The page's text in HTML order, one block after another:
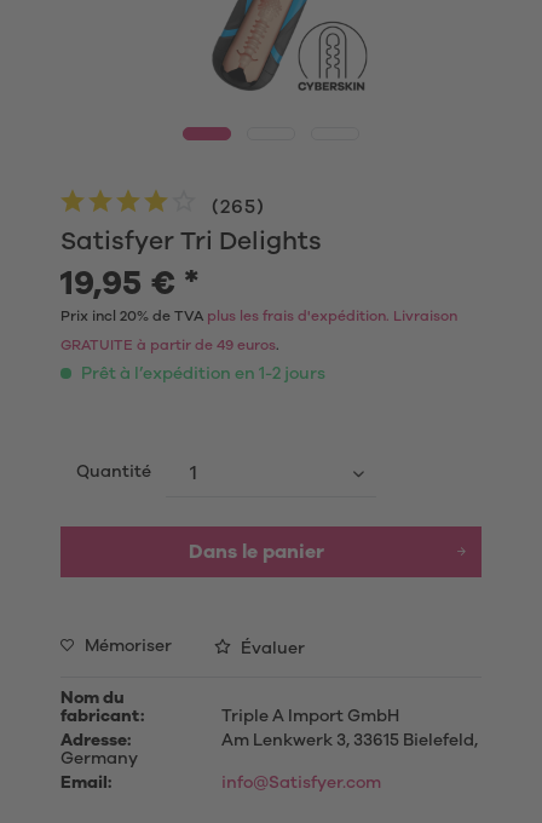
Satisfyer Tri Delights
(265)
19,95 € *
Prix incl 20% de TVA plus les frais d'expédition. Livraison
GRATUITE à partir de 49 euros.
Prêt à l’expédition en 1-2 jours
Quantité
Dans le panier
Mémoriser Évaluer
Nom du
fabricant:
Triple A Import GmbH
Adresse:
Am Lenkwerk 3, 33615 Bielefeld,
Germany
Email:
info@Satisfyer.com